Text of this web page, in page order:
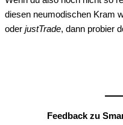
diesen neumodischen Kram
oder justTrade, dann probier
Feedback zu